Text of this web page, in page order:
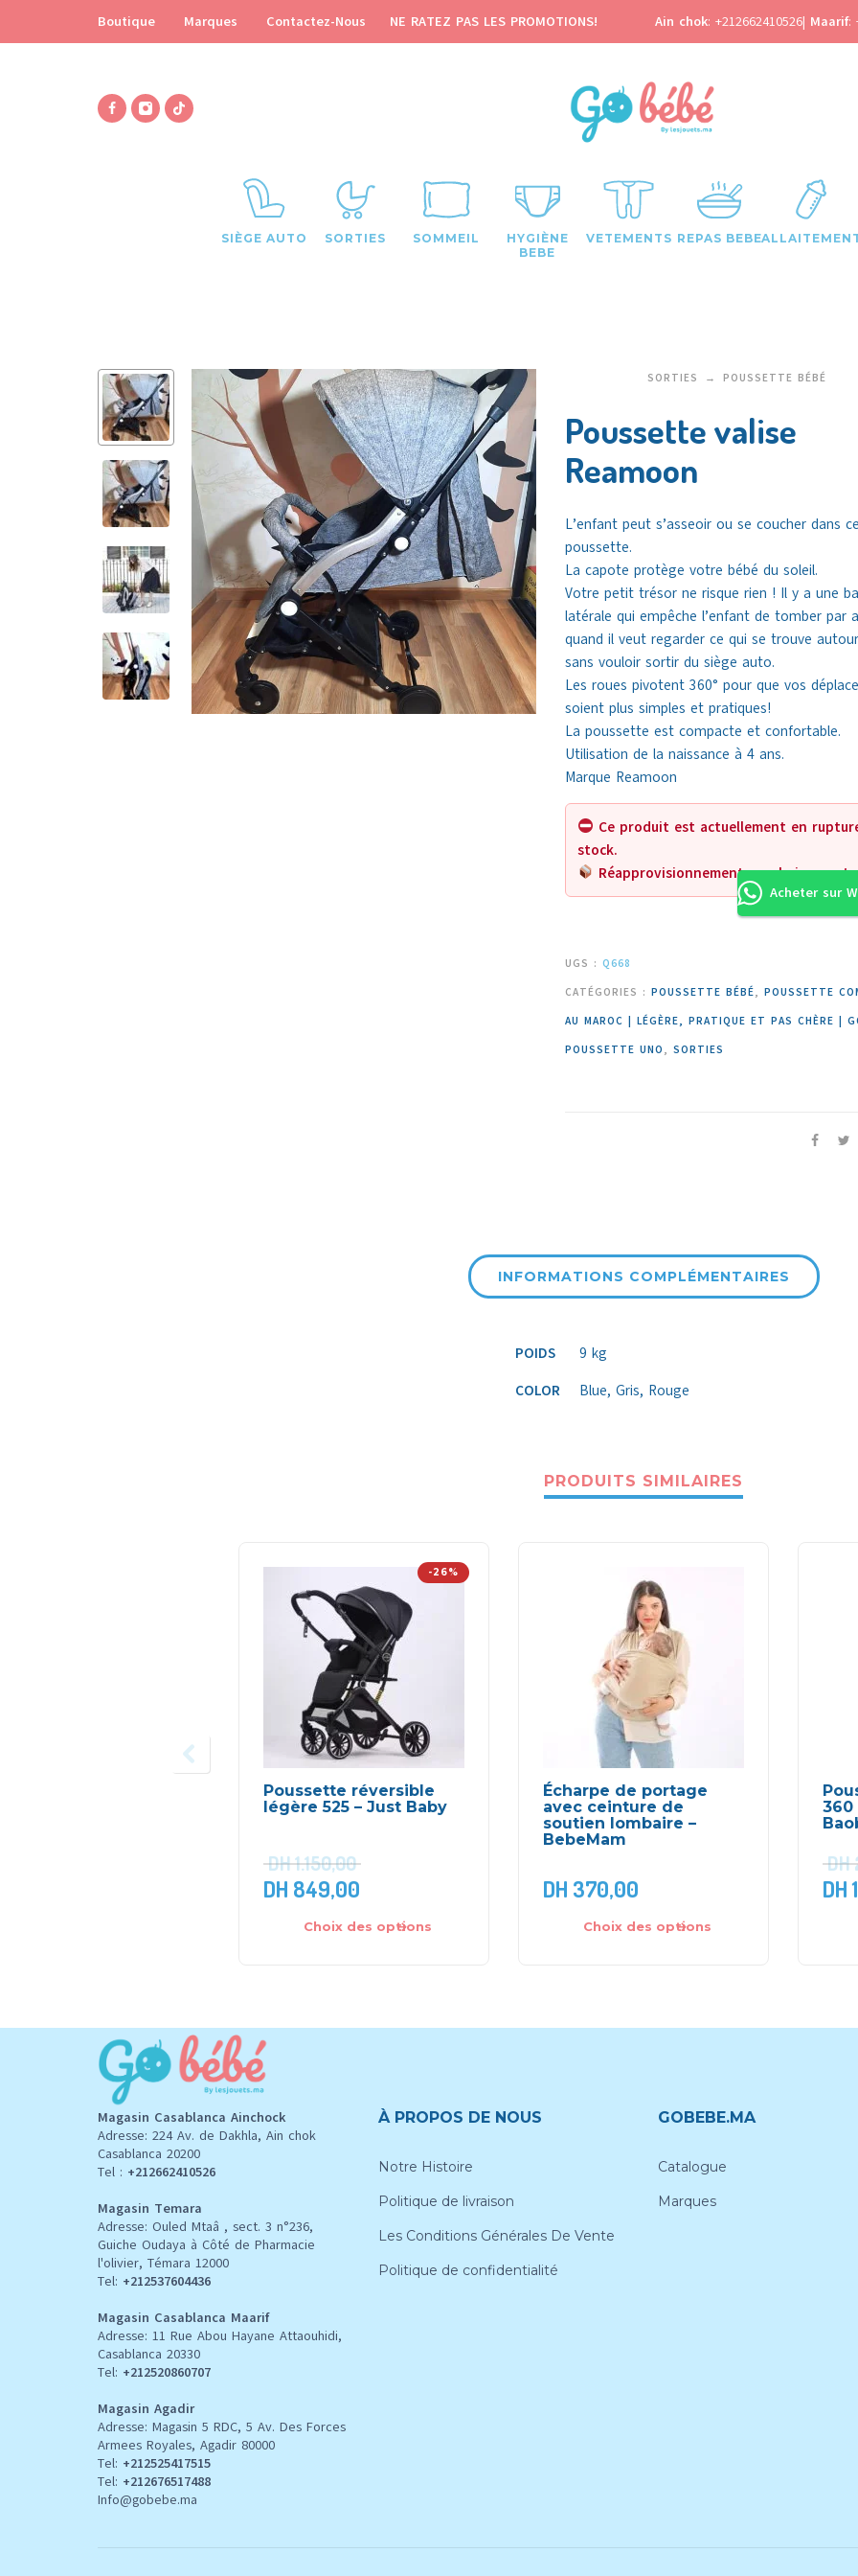
Boutique Marques Contactez-Nous NE RATEZ PAS LES PROMOTIONS! Ain chok: +212662410526| Maarif:
SIÈGE AUTO SORTIES SOMMEIL
HYGIÈNE
BEBE
VETEMENTS REPAS BEBE
SORTIES POUSSETTE BÉBÉ
Poussette valise
Reamoon
L’enfant peut s’asseoir ou se coucher dans
poussette.
La capote protège votre bébé du soleil.
Votre petit trésor ne risque rien ! Il y a une
latérale qui empêche l’enfant de tomber par
quand il veut regarder ce qui se trouve
sans vouloir sortir du siège auto.
Les roues pivotent 360° pour que vos
soient plus simples et pratiques!
La poussette est compacte et confortable.
Utilisation de la naissance à 4 ans.
Marque Reamoon
Ce produit est actuellement en
stock.
Réapprovisionnement prochainement.
Acheter sur
UGS : Q668
CATÉGORIES : POUSSETTE BÉBÉ, POUSSETTE
AU MAROC | LÉGÈRE, PRATIQUE ET PAS CHÈRE |
POUSSETTE UNO , SORTIES
INFORMATIONS COMPLÉMENTAIRES
POIDS
9 kg
COLOR
Blue, Gris, Rouge
PRODUITS SIMILAIRES
-26%
Poussette réversible
légère 525 – Just Baby
DH1.150,00
DH 849,00
Choix des options
Écharpe de portage
avec ceinture de
soutien lombaire –
BebeMam
DH 370,00
Choix des options
360
DH
DH
Magasin Casablanca Ainchock
Adresse: 224 Av. de Dakhla, Ain chok
Casablanca 20200
Tel : +212662410526
Magasin Temara
Adresse: Ouled Mtaâ , sect. 3 n°236,
Guiche Oudaya à Côté de Pharmacie
l'olivier, Témara 12000
Tel: +212537604436
Magasin Casablanca Maarif
Adresse: 11 Rue Abou Hayane Attaouhidi,
Casablanca 20330
Tel: +212520860707
Magasin Agadir
Adresse: Magasin 5 RDC, 5 Av. Des Forces
Armees Royales, Agadir 80000
Tel: +212525417515
Tel: +212676517488
Info@gobebe.ma
À PROPOS DE NOUS
Notre Histoire
Politique de livraison
Les Conditions Générales De Vente
Politique de confidentialité
GOBEBE.MA
Catalogue
Marques